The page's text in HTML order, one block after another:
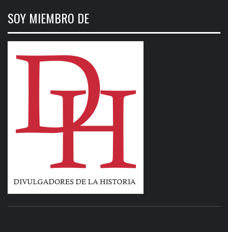
SOY MIEMBRO DE